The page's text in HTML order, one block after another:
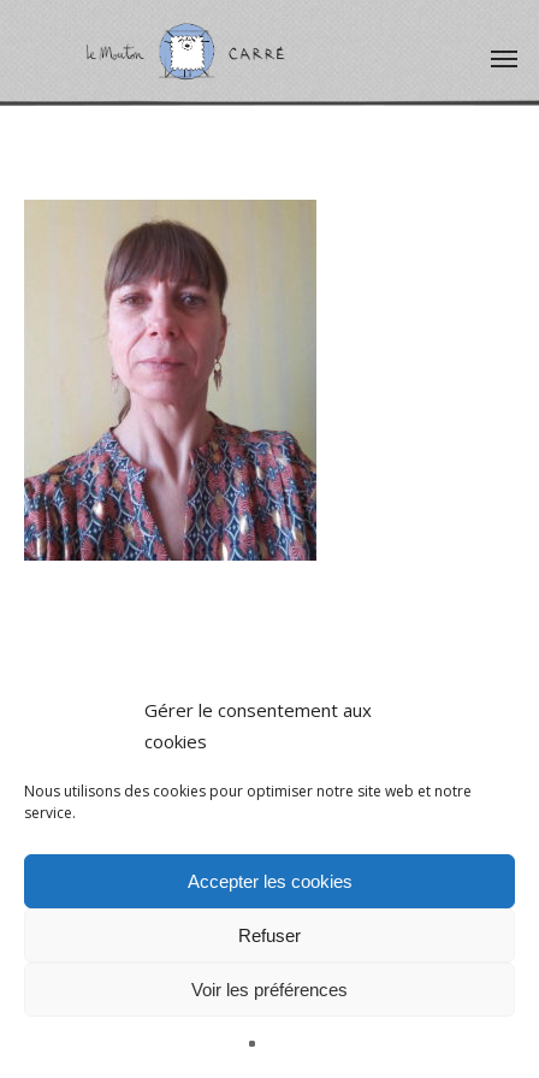
Gérer le consentement aux
cookies
Nous utilisons des cookies pour optimiser notre site web et notre
service.
Accepter les cookies
Refuser
Voir les préférences